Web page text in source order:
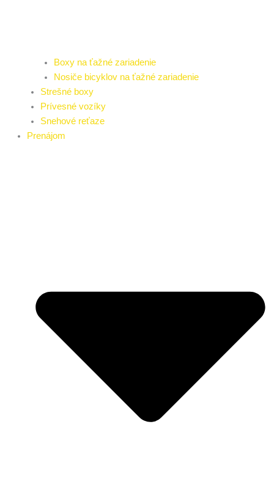
Boxy na ťažné zariadenie
Nosiče bicyklov na ťažné zariadenie
Strešné boxy
Prívesné vozíky
Snehové reťaze
Prenájom